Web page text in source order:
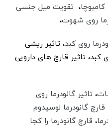
، تقویت میل جنسی
روی شهوت،
روی کبد،‌ تاثیر ریشی
کبد، تاثیر قارچ های دارویی
، تاثیر گانودرما روی
قارچ گانودرما لوسیدوم
، قارچ گانودرما را کجا